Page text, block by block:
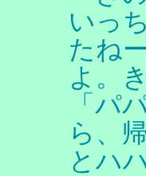
いっ
たね
よ。
「パ
ら、
とハ